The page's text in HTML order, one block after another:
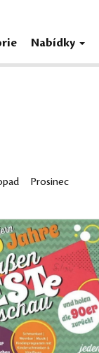
Nabídky
Prosinec